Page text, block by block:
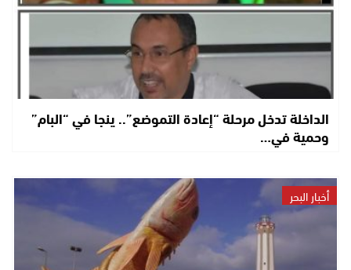
الداخلة تدخل مرحلة “إعادة التموضع”.. ينجا في “البام”
وحمية في…
أخبار البحر